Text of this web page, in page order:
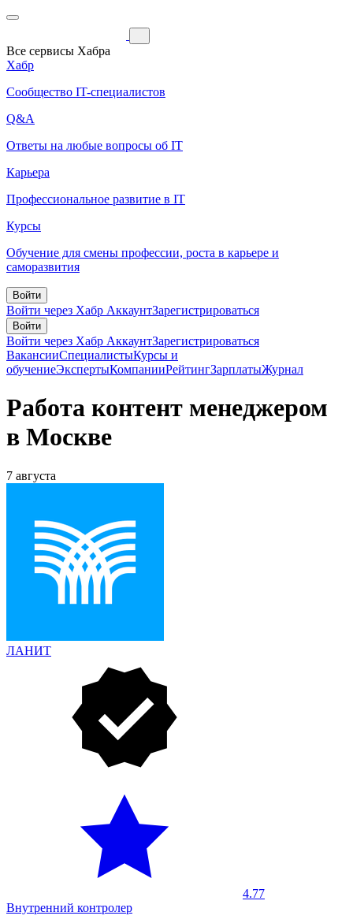
Все сервисы Хабра
Хабр
Сообщество IT-специалистов
Q&A
Ответы на любые вопросы об IT
Карьера
Профессиональное развитие в IT
Курсы
Обучение для смены профессии, роста в карьере и
саморазвития
Войти
Войти через Хабр АккаунтЗарегистрироваться
Войти
Войти через Хабр АккаунтЗарегистрироваться
ВакансииСпециалистыКурсы и
обучениеЭкспертыКомпанииРейтингЗарплатыЖурнал
Работа контент менеджером
в Москве
7 августа
ЛАНИТ
4.77
Внутренний контролер